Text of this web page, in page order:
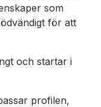
som
för att
och startar i
profilen,